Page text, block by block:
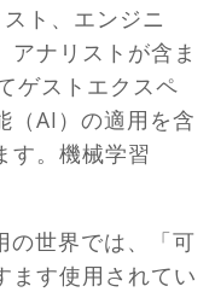
ト、エンジニ
アナリストが含ま
ゲストエクスペ
（AI）の適用を含
す。機械学習
の世界では、「可
ます使用されてい